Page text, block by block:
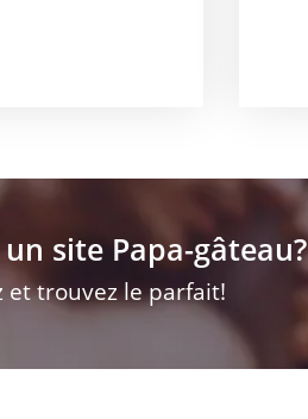
site Papa-gâteau?
et trouvez le parfait!